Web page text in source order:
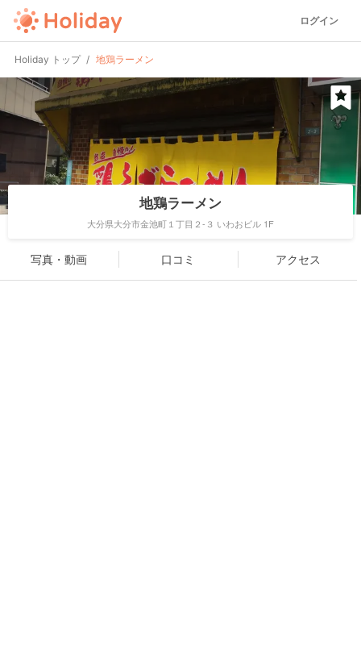
ログイン
Holiday トップ 地鶏ラーメン
地鶏ラーメン
大分県大分市金池町１丁目２-３ いわおビル 1F
写真・動画 口コミ アクセス